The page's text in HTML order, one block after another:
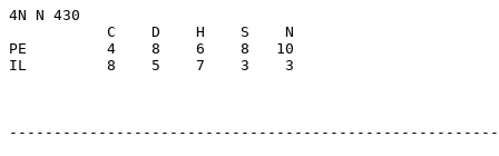
4N N 430
           C    D    H    S    N
PE         4    8    6    8   10
IL         8    5    7    3    3